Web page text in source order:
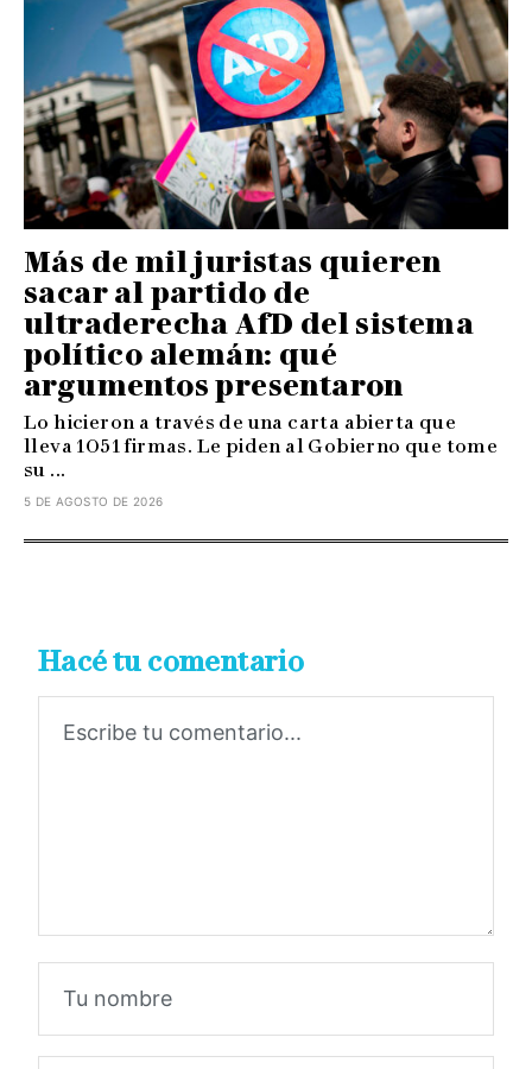
Más de mil juristas quieren
sacar al partido de
ultraderecha AfD del sistema
político alemán: qué
argumentos presentaron
Lo hicieron a través de una carta abierta que
lleva 1051 firmas. Le piden al Gobierno que tome
su ...
5 DE AGOSTO DE 2026
Hacé tu comentario